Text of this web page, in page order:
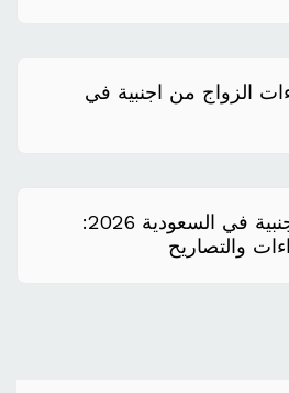
الزواج من اجنبية في
شروط الزواج من أجنبية في السعودية 2026:
والتصاريح